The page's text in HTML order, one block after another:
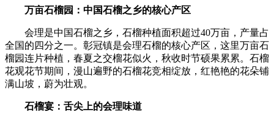
万亩石榴园：中国石榴之乡的核心产区
会理是中国石榴之乡，石榴种植面积超过40万亩，产量占
全国的四分之一。彰冠镇是会理石榴的核心产区，这里万亩石
榴园连片种植，春夏之交榴花似火，秋收时节硕果累累。石榴
花观花节期间，漫山遍野的石榴花竞相绽放，红艳艳的花朵铺
满山坡，蔚为壮观。
石榴宴：舌尖上的会理味道